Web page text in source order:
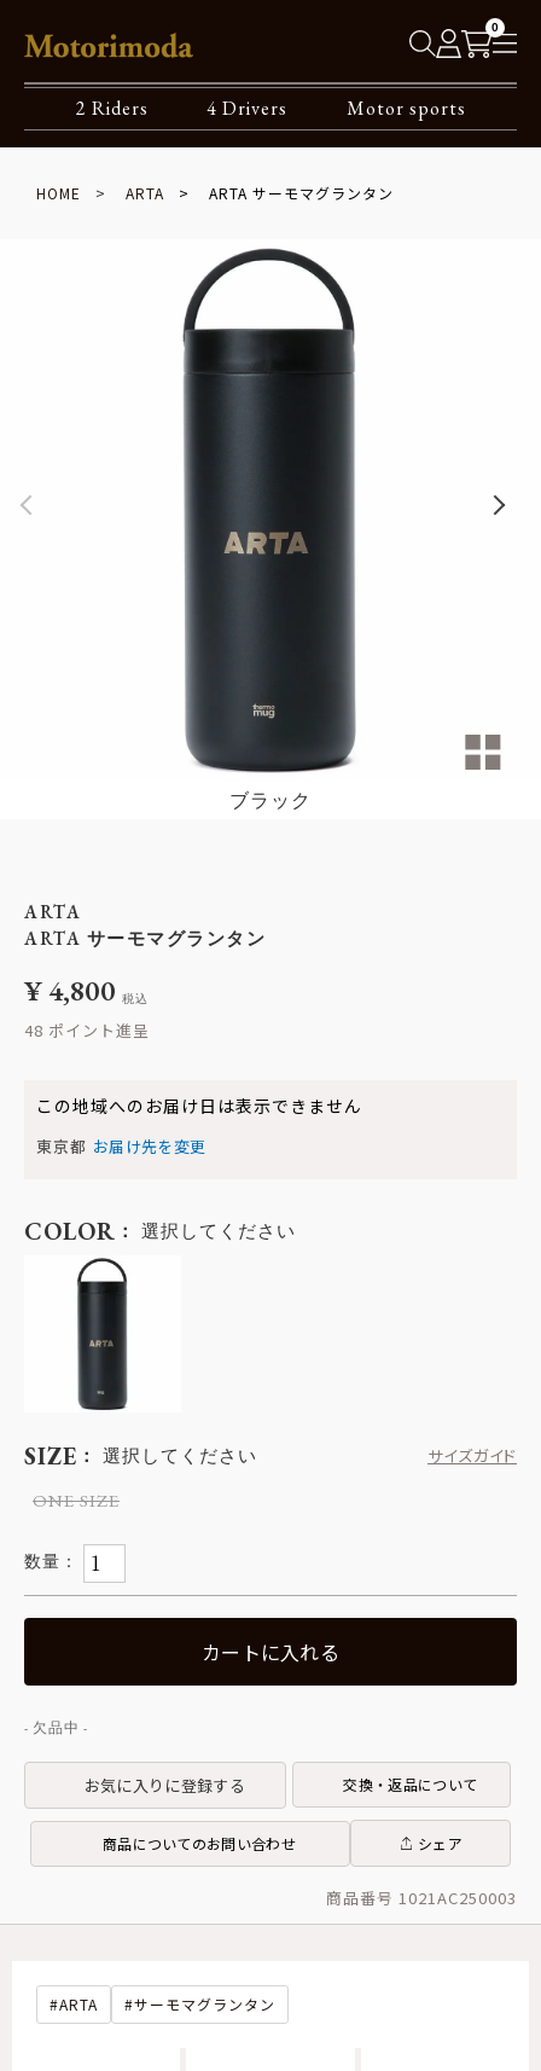
0
2 Riders 4 Drivers Motor sports
HOME ARTA ARTA サーモマグランタン
ブラック
ARTA
ARTA サーモマグランタン
¥4,800 税込
48
この地域へのお届け日は表示できません
東京都 お届け先を変更
SIZE 選択してください
サイズガイド
ONE SIZE
COLOR 選択してください
カートに入れる
お気に入りに登録する 交換・返品について
商品についてのお問い合わせ シェア
商品番号 1021AC250003
ARTA サーモマグランタン